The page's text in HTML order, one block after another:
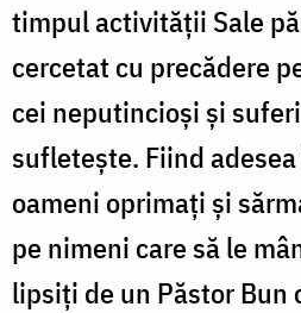
timpul activității Sale
cercetat cu precădere
cei neputincioși și
sufletește. Fiind
oameni oprimați și
pe nimeni care să le
lipsiți de un Păstor Bun